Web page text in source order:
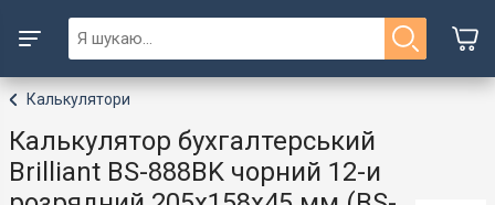
Калькулятори
Калькулятор бухгалтерський
Brilliant BS-888BK чорний 12-и